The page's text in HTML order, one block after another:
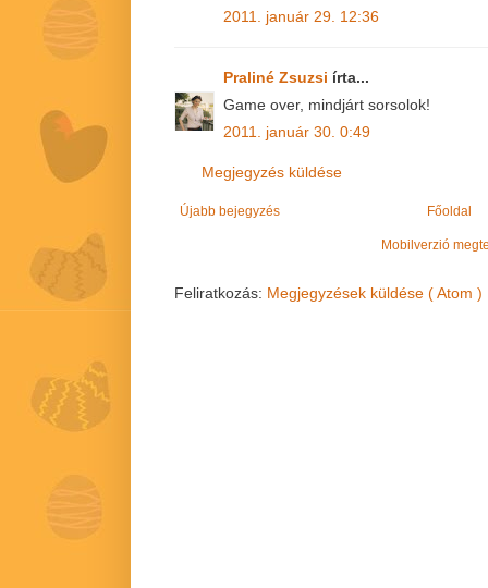
2011. január 29. 12:36
Praliné Zsuzsi írta...
Game over, mindjárt sorsolok!
2011. január 30. 0:49
Megjegyzés küldése
Újabb bejegyzés Főoldal
Mobilverzió
Feliratkozás: Megjegyzések küldése ( Atom )